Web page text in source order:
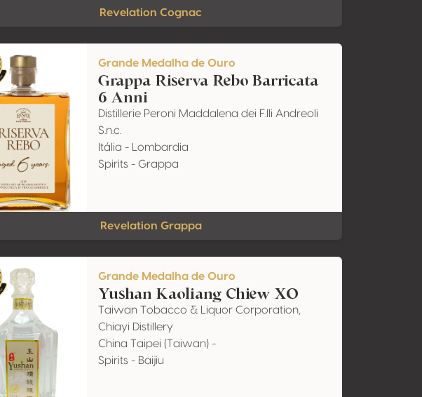
Revelation Cognac
Grande Medalha de Ouro
Grappa Riserva Rebo Barricata
6 Anni
Distillerie Peroni Maddalena dei F.lli Andreoli
S.n.c.
Itália - Lombardia
Spirits - Grappa
Revelation Grappa
Grande Medalha de Ouro
Yushan Kaoliang Chiew XO
Taiwan Tobacco & Liquor Corporation,
Chiayi Distillery
China Taipei (Taiwan) -
Spirits - Baijiu